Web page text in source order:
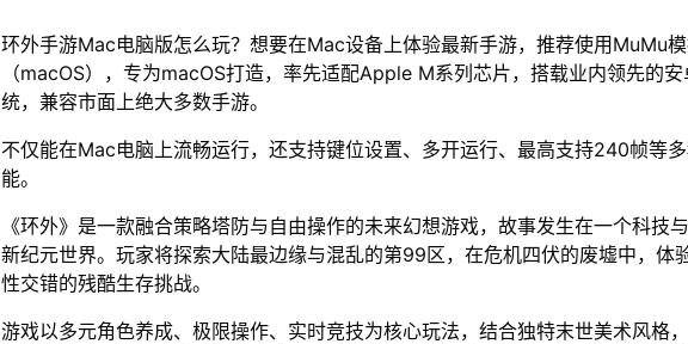
环外手游Mac电脑版怎么玩？想要在Mac设备上体验最新手游，推荐使用MuMu
（macOS），专为macOS打造，率先适配Apple M系列芯片，搭载业内领先的
统，兼容市面上绝大多数手游。
不仅能在Mac电脑上流畅运行，还支持键位设置、多开运行、最高支持240帧等
能。
《环外》是一款融合策略塔防与自由操作的未来幻想游戏，故事发生在一个科技
新纪元世界。玩家将探索大陆最边缘与混乱的第99区，在危机四伏的废墟中，体
性交错的残酷生存挑战。
游戏以多元角色养成、极限操作、实时竞技为核心玩法，结合独特末世美术风格